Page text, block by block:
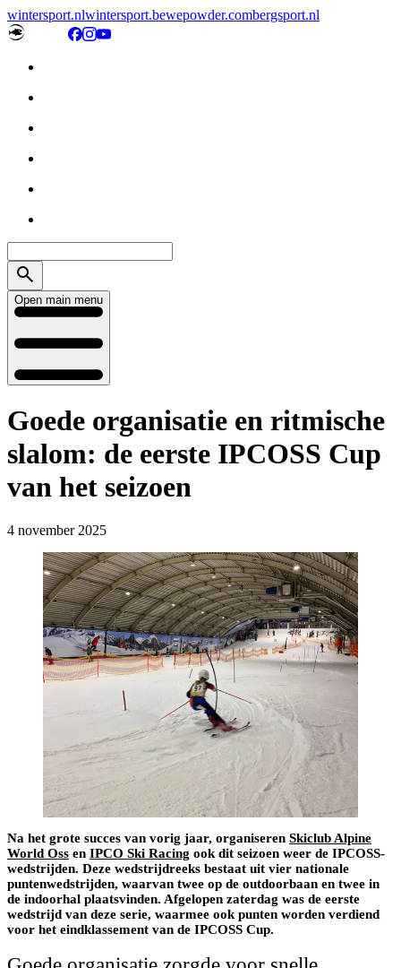
wintersport.nlwintersport.bewepowder.combergsport.nl
Open main menu
Goede organisatie en ritmische
slalom: de eerste IPCOSS Cup
van het seizoen
4 november 2025
Na het grote succes van vorig jaar, organiseren Skiclub Alpine
World Oss en IPCO Ski Racing ook dit seizoen weer de IPCOSS-
wedstrijden. Deze wedstrijdreeks bestaat uit vier nationale
puntenwedstrijden, waarvan twee op de outdoorbaan en twee in
de indoorhal plaatsvinden. Afgelopen zaterdag was de eerste
wedstrijd van deze serie, waarmee ook punten worden verdiend
voor het eindklassement van de IPCOSS Cup.